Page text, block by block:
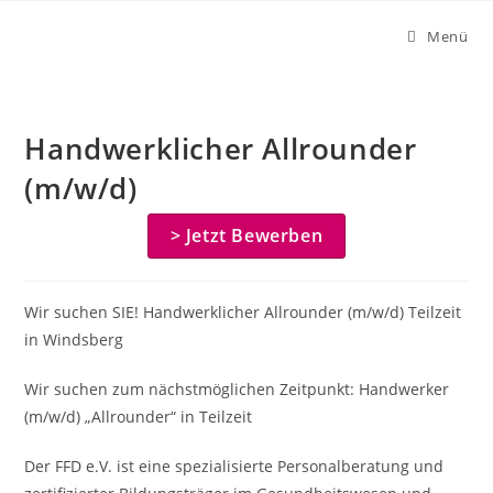
Menü
Handwerklicher Allrounder
(m/w/d)
> Jetzt Bewerben
Wir suchen SIE! Handwerklicher Allrounder (m/w/d) Teilzeit
in Windsberg
Wir suchen zum nächstmöglichen Zeitpunkt: Handwerker
(m/w/d) „Allrounder“ in Teilzeit
Der FFD e.V. ist eine spezialisierte Personalberatung und